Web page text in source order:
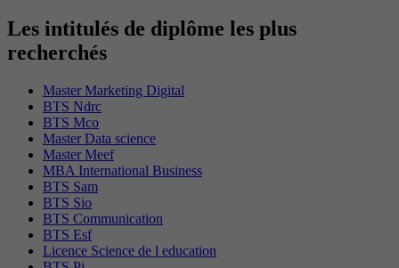
Les intitulés de diplôme les plus
recherchés
Master Marketing Digital
BTS Ndrc
BTS Mco
Master Data science
Master Meef
MBA International Business
BTS Sam
BTS Sio
BTS Communication
BTS Esf
Licence Science de l education